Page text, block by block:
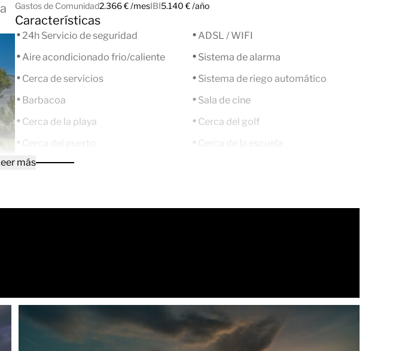
Gastos de Comunidad2.366 € /mesIBI5.140 € /año
Características
24h Servicio de seguridad
ADSL / WIFI
Aire acondicionado frio/caliente
Sistema de alarma
Cerca de servicios
Sistema de riego automático
Barbacoa
Sala de cine
Cerca de la playa
Cerca del golf
Cerca del puerto
Cerca de la escuela
Cerca de comercios
Diseño contemporáneo
contemporary interior
Chimenea
Armarios empotrados
Cocina totalmente equipada
más